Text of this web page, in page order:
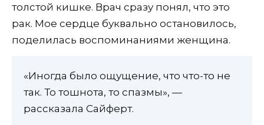
толстой кишке. Врач сразу понял, что это
рак. Мое сердце буквально остановилось,
поделилась воспоминаниями женщина.
«Иногда было ощущение, что что-то не
так. То тошнота, то спазмы», —
рассказала Сайферт.